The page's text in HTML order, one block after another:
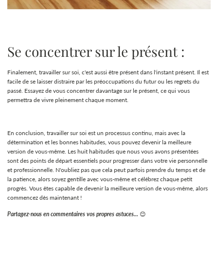
Se concentrer sur le présent :
Finalement, travailler sur soi, c'est aussi être présent dans l'instant présent. Il est
facile de se laisser distraire par les préoccupations du futur ou les regrets du
passé. Essayez de vous concentrer davantage sur le présent, ce qui vous
permettra de vivre pleinement chaque moment.
En conclusion, travailler sur soi est un processus continu, mais avec la
détermination et les bonnes habitudes, vous pouvez devenir la meilleure
version de vous-même. Les huit habitudes que nous vous avons présentées
sont des points de départ essentiels pour progresser dans votre vie personnelle
et professionnelle. N'oubliez pas que cela peut parfois prendre du temps et de
la patience, alors soyez gentille avec vous-même et célébrez chaque petit
progrès. Vous êtes capable de devenir la meilleure version de vous-même, alors
commencez dès maintenant !
Partagez-nous en commentaires vos propres astuces... 😊